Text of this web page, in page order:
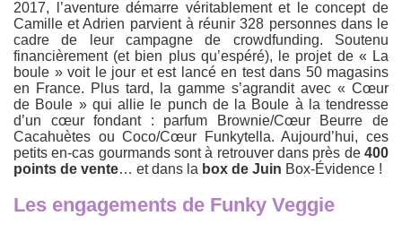
2017, l’aventure démarre véritablement et le concept de
Camille et Adrien parvient à réunir 328 personnes dans le
cadre de leur campagne de crowdfunding. Soutenu
financièrement (et bien plus qu’espéré), le projet de « La
boule » voit le jour et est lancé en test dans 50 magasins
en France. Plus tard, la gamme s’agrandit avec « Cœur
de Boule » qui allie le punch de la Boule à la tendresse
d’un cœur fondant : parfum Brownie/Cœur Beurre de
Cacahuètes ou Coco/Cœur Funkytella. Aujourd’hui, ces
petits en-cas gourmands sont à retrouver dans près de 400
points de vente… et dans la box de Juin Box-Évidence !
Les engagements de Funky Veggie